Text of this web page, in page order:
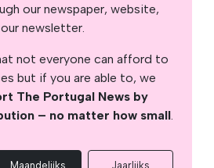
our newspaper, website,
newsletter.
not everyone can afford to
but if you are able to, we
The Portugal News by
– no matter how small.
Maandelijks Jaarlijks